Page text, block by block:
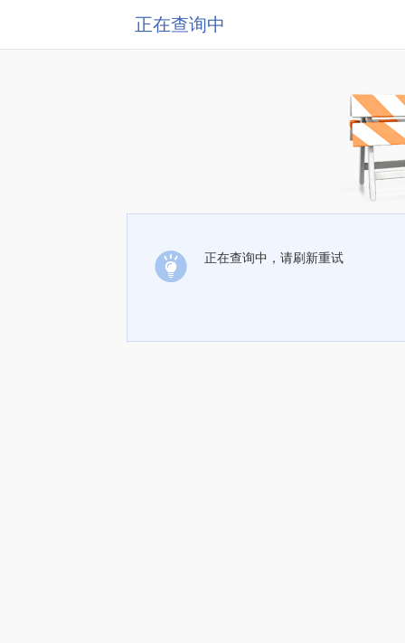
正在查询中
正在查询中，请刷新重试